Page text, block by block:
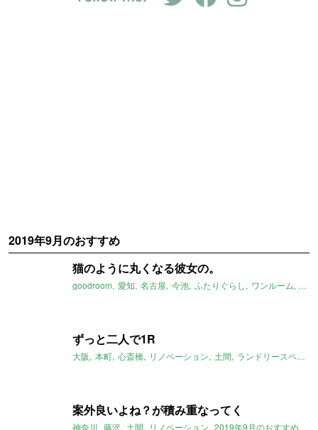
2019年9月のおすすめ
猫のように丸くなる彼女の。
goodroom 愛知 名古屋 今池 ふたりぐらし ワンルーム 畳
ずっと二人で1R
大阪 本町 心斎橋 リノベーション 土間 ランドリースペース
案外良いよね？が積み重なってく
神奈川 藤沢 土間 リノベーション 2019年9月のおすすめ